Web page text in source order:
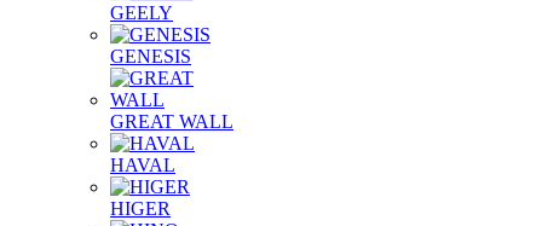
GEELY
GENESIS
GREAT WALL
HAVAL
HIGER